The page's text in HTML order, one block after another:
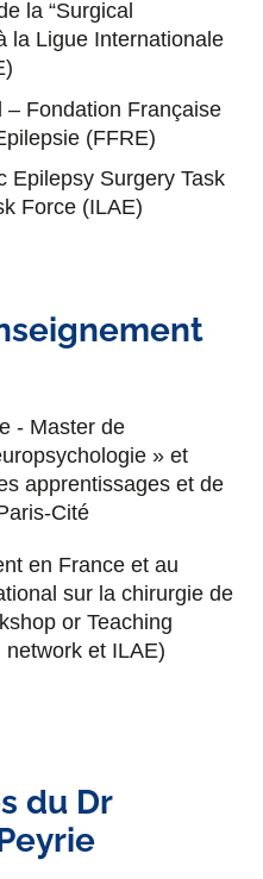
la “Surgical
la Ligue Internationale
– Fondation Française
(FFRE)
Epilepsy Surgery Task
Force (ILAE)
- Master de
» et
apprentissages et de
Cité
en France et au
sur la chirurgie de
or Teaching
et ILAE)
du Dr